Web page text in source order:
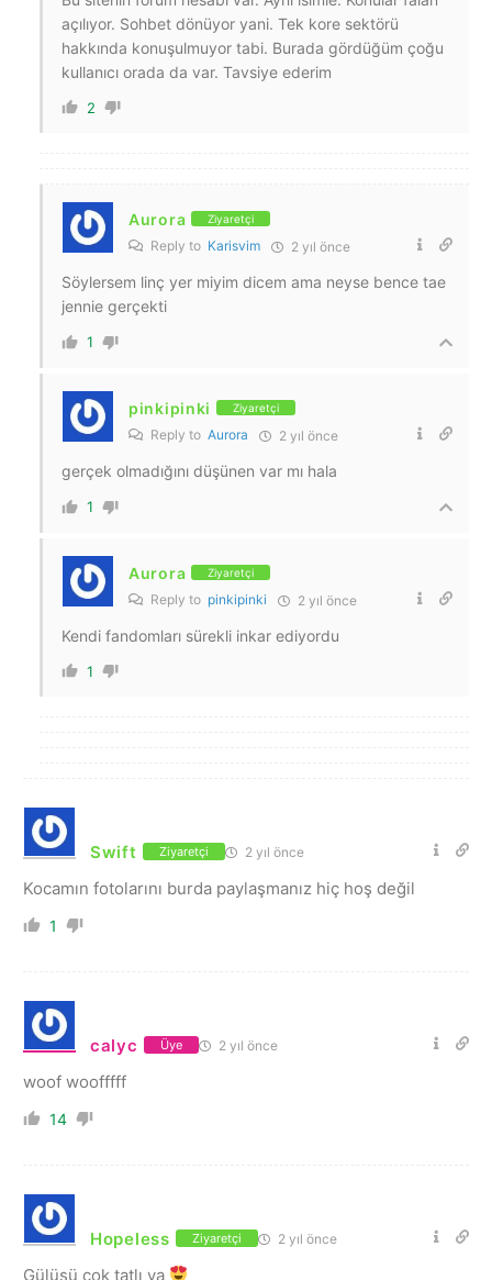
açılıyor. Sohbet dönüyor yani. Tek kore sektörü
hakkında konuşulmuyor tabi. Burada gördüğüm çoğu
kullanıcı orada da var. Tavsiye ederim
2
Aurora Ziyaretçi
Reply to Karisvim 2 yıl önce
Söylersem linç yer miyim dicem ama neyse bence tae
jennie gerçekti
1
pinkipinki Ziyaretçi
Reply to Aurora 2 yıl önce
gerçek olmadığını düşünen var mı hala
1
Aurora Ziyaretçi
Reply to pinkipinki 2 yıl önce
Kendi fandomları sürekli inkar ediyordu
1
Swift Ziyaretçi 2 yıl önce
Kocamın fotolarını burda paylaşmanız hiç hoş değil
1
calyc Üye 2 yıl önce
woof woofffff
14
Hopeless Ziyaretçi 2 yıl önce
Gülüşü çok tatlı ya